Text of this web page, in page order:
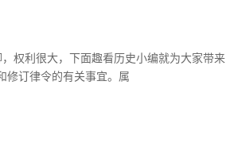
权利很大，下面趣看历史小编就为大家带来
修订律令的有关事宜。属